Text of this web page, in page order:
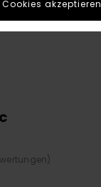
Cookies akzeptieren